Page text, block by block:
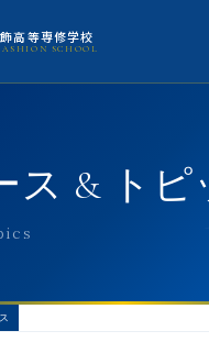
高等専修学校
SCHOOL
フ
ス & トピ